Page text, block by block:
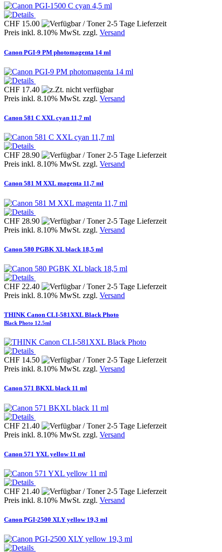
CHF 15.00
Preis inkl. 8.10% MwSt. zzgl. Versand
Canon PGI-9 PM photomagenta 14 ml
CHF 17.40
Preis inkl. 8.10% MwSt. zzgl. Versand
Canon 581 C XXL cyan 11,7 ml
CHF 28.90
Preis inkl. 8.10% MwSt. zzgl. Versand
Canon 581 M XXL magenta 11,7 ml
CHF 28.90
Preis inkl. 8.10% MwSt. zzgl. Versand
Canon 580 PGBK XL black 18,5 ml
CHF 22.40
Preis inkl. 8.10% MwSt. zzgl. Versand
THINK Canon CLI-581XXL Black Photo
Black Photo 12.5ml
CHF 14.50
Preis inkl. 8.10% MwSt. zzgl. Versand
Canon 571 BKXL black 11 ml
CHF 21.40
Preis inkl. 8.10% MwSt. zzgl. Versand
Canon 571 YXL yellow 11 ml
CHF 21.40
Preis inkl. 8.10% MwSt. zzgl. Versand
Canon PGI-2500 XLY yellow 19,3 ml